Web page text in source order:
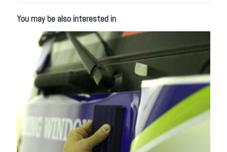
You may be also interested in